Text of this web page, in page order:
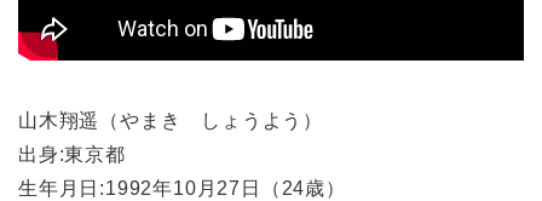
山木翔遥（やまき しょうよう）
出身:東京都
生年月日:1992年10月27日（24歳）